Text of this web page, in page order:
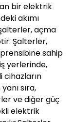
bir elektrik
akımı
açma
Şalterler,
sahip
yerlerinde,
cihazların
sıra,
ve diğer güç
elektrik